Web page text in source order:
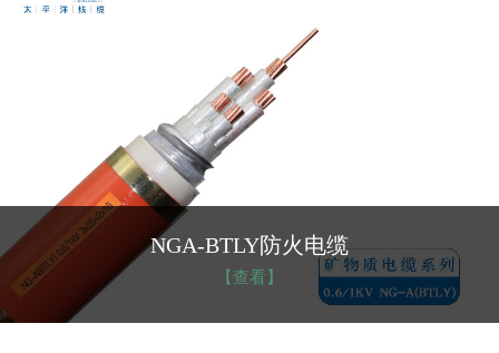
NGA-BTLY防火电缆
【查看】